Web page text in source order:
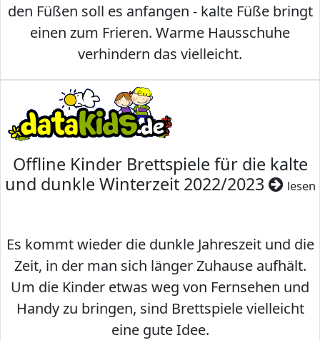
den Füßen soll es anfangen - kalte Füße bringt
einen zum Frieren. Warme Hausschuhe
verhindern das vielleicht.
Offline Kinder Brettspiele für die kalte
und dunkle Winterzeit 2022/2023
lesen
Es kommt wieder die dunkle Jahreszeit und die
Zeit, in der man sich länger Zuhause aufhält.
Um die Kinder etwas weg von Fernsehen und
Handy zu bringen, sind Brettspiele vielleicht
eine gute Idee.